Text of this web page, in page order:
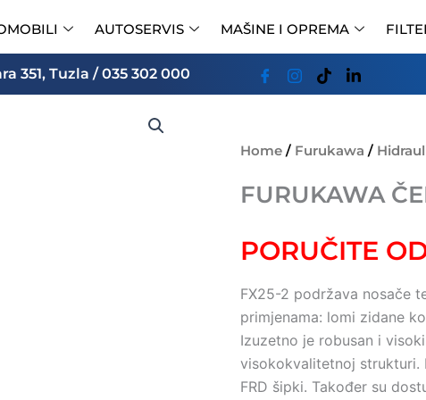
AUTOSERVIS MAŠINE I OPREMA
351, Tuzla / 035 302 000
Home / Furukawa /
FURUKAWA
PORUČITE
FX25-2 podržava nosače
primjenama: lomi zidane
Izuzetno je robusan i
visokokvalitetnoj strukturi.
FRD šipki. Također su